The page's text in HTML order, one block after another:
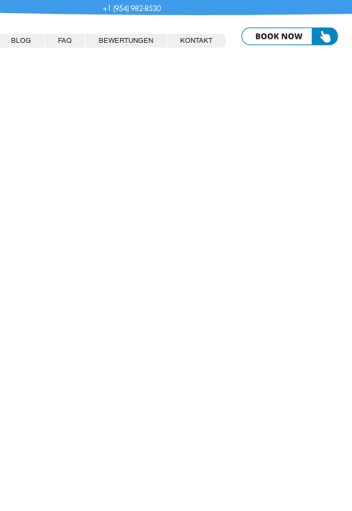
+1 (954) 982-8530
BLOG FAQ BEWERTUNGEN KONTAKT